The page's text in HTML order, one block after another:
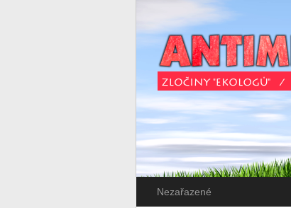
Nezařazené